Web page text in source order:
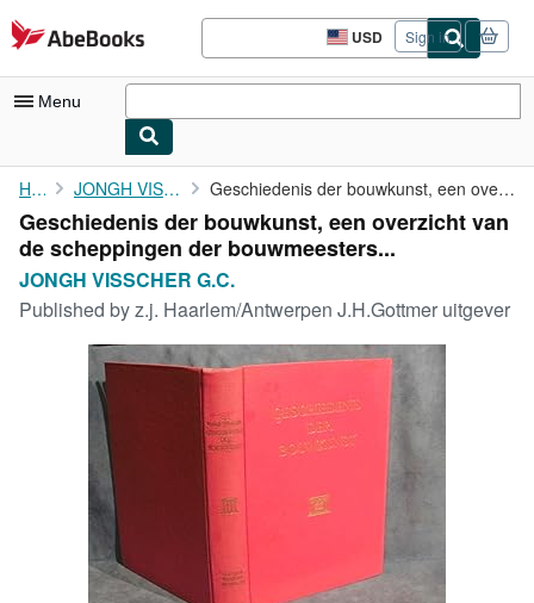
Skip to main content
AbeBooks.com USD
Site
shopping
Sign in
Menu
My Account
My Purchases
Advanced Search
Browse Collections
Rare Books
Art & Collectibles
Start Selling
Home JONGH VISSCHER G.C. Geschiedenis der bouwkunst, een overzicht van de scheppingen der...
Geschiedenis der bouwkunst, een overzicht van
de scheppingen der bouwmeesters...
JONGH VISSCHER G.C.
Published byz.j. Haarlem/Antwerpen J.H.Gottmer uitgever